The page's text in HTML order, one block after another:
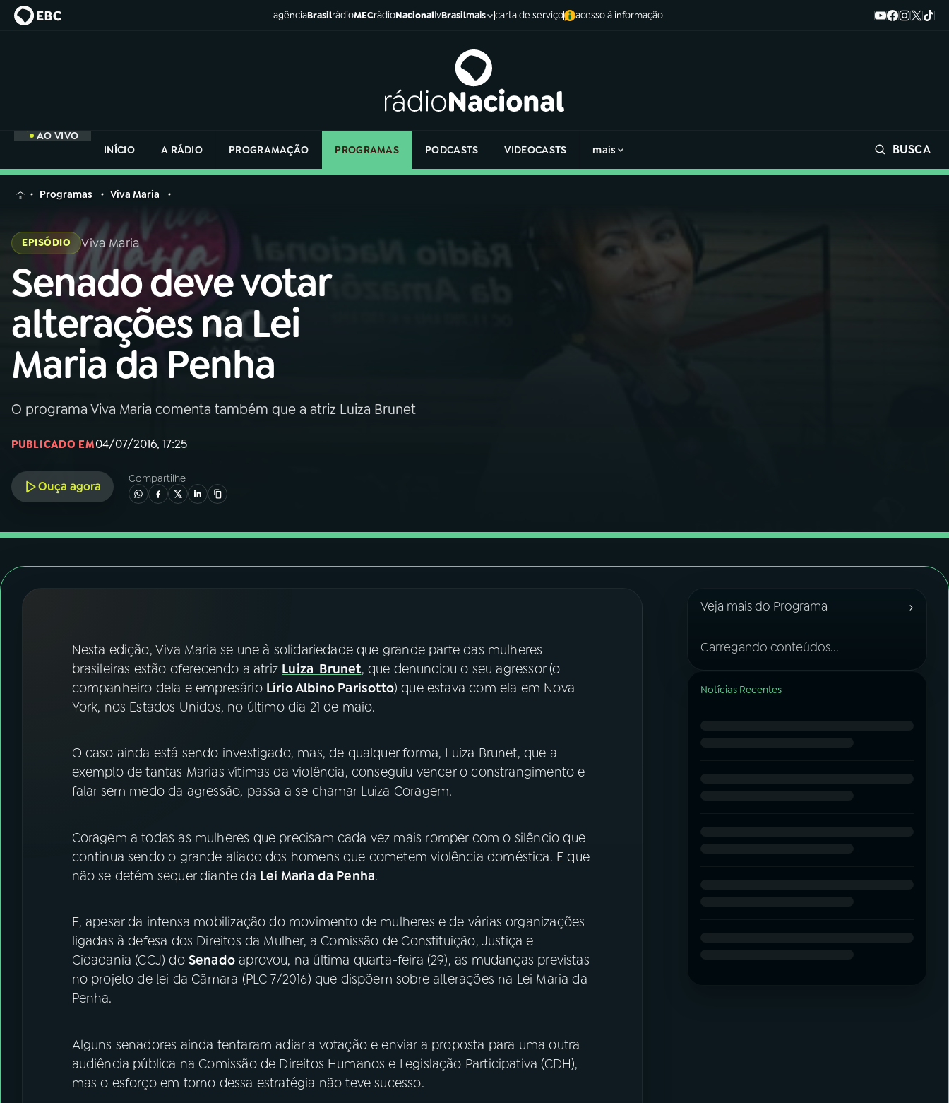
agênciaBrasilrádioMECrádioNacionaltvBrasilmais carta de serviço acesso à informação
AO VIVO
INÍCIO
A RÁDIO PROGRAMAÇÃO PROGRAMAS PODCASTS VIDEOCASTS mais BUSCA
MENU
Buscar
na
Rádio
Nacional
AO VIVO
01INÍCIO
A RÁDIO
03PROGRAMAÇÃO
PROGRAMAS
FESTIVAL DE MÚSICA
YouTube Facebook
Instagram X
na
Rádio
Programas Viva Maria
EPISÓDIO Viva Maria
Senado deve votar
alterações na Lei
Maria da Penha
O programa Viva Maria comenta também que a atriz Luiza Brunet
PUBLICADO EM04/07/2016, 17:25
Ouça agora
Compartilhe
Nesta edição, Viva Maria se une à solidariedade que grande parte das mulheres
brasileiras estão oferecendo a atriz Luiza Brunet, que denunciou o seu agressor (o
companheiro dela e empresário Lírio Albino Parisotto) que estava com ela em Nova
York, nos Estados Unidos, no último dia 21 de maio.
O caso ainda está sendo investigado, mas, de qualquer forma, Luiza Brunet, que a
exemplo de tantas Marias vítimas da violência, conseguiu vencer o constrangimento e
falar sem medo da agressão, passa a se chamar Luiza Coragem.
Coragem a todas as mulheres que precisam cada vez mais romper com o silêncio que
continua sendo o grande aliado dos homens que cometem violência doméstica. E que
não se detém sequer diante da Lei Maria da Penha.
E, apesar da intensa mobilização do movimento de mulheres e de várias organizações
ligadas à defesa dos Direitos da Mulher, a Comissão de Constituição, Justiça e
Cidadania (CCJ) do Senado aprovou, na última quarta-feira (29), as mudanças previstas
no projeto de lei da Câmara (PLC 7/2016) que dispõem sobre alterações na Lei Maria da
Penha.
Alguns senadores ainda tentaram adiar a votação e enviar a proposta para uma outra
audiência pública na Comissão de Direitos Humanos e Legislação Participativa (CDH),
mas o esforço em torno dessa estratégia não teve sucesso.
Veja mais do Programa ›
Carregando conteúdos...
Notícias Recentes